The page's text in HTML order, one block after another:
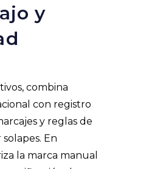
y
combina
con registro
y reglas de
En
la marca manual